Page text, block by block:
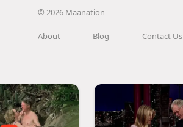
© 2026 Maanation
About Blog Contact Us